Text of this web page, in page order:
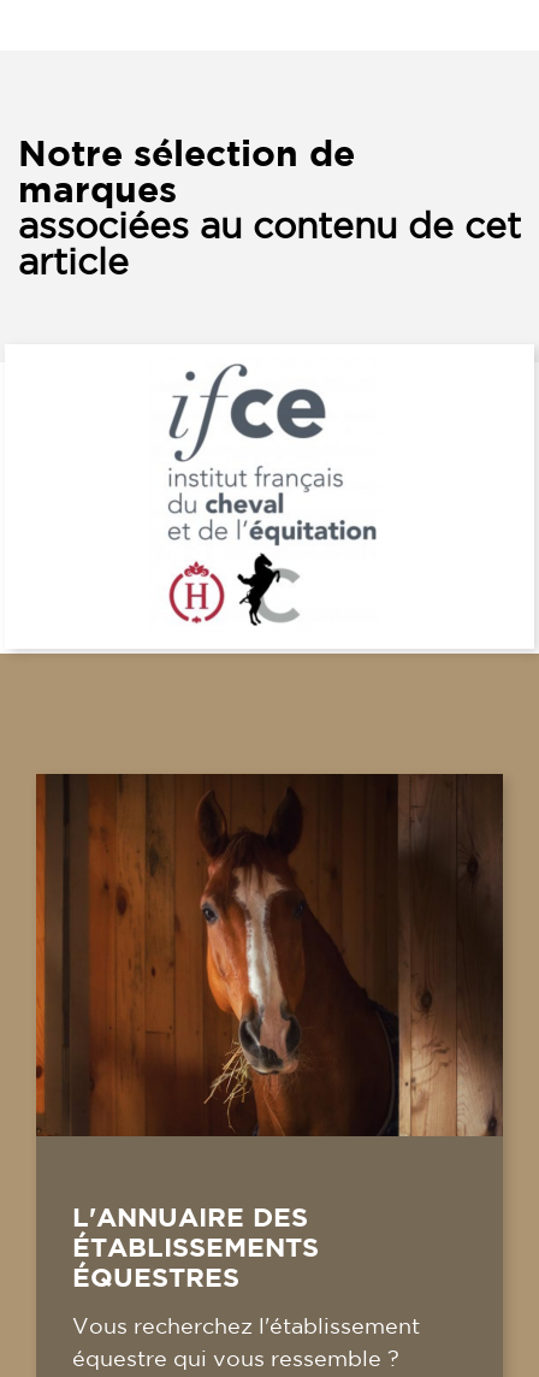
Notre sélection de
marques
associées au contenu de cet
article
L'ANNUAIRE DES
ÉTABLISSEMENTS
ÉQUESTRES
Vous recherchez l'établissement
équestre qui vous ressemble ?